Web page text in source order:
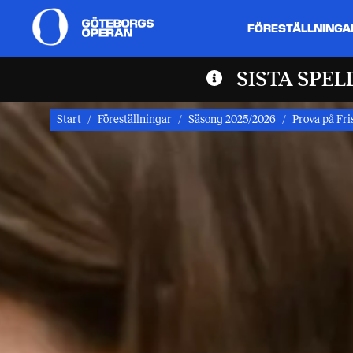
SISTA
Start Föreställningar Säsong 2025/2026 Prova på